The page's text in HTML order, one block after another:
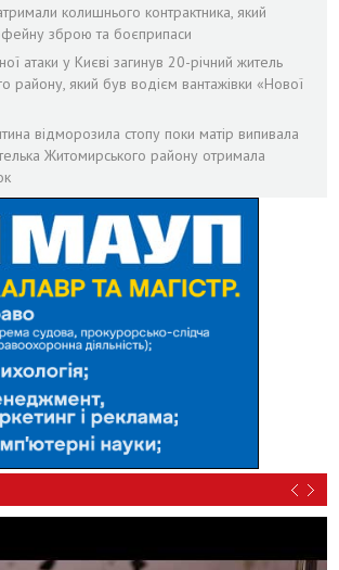
колишнього контрактника, який
зброю та боєприпаси
атаки у Києві загинув 20-річний житель
району, який був водієм вантажівки «Нової
відморозила стопу поки матір випивала
Житомирського району отримала